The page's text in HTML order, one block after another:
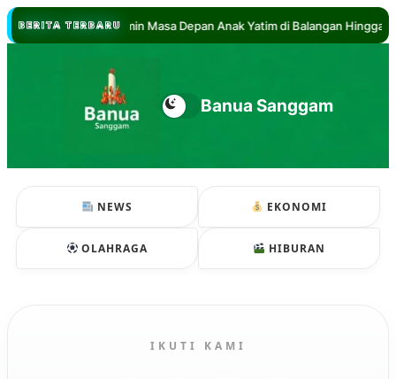
BERITA TERBARU
Hadi Jamin Masa Depan Anak Yatim di Balangan Hingga Sarjana
Banua Sanggam
NEWS EKONOMI
OLAHRAGA HIBURAN
IKUTI KAMI